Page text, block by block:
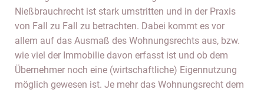
Nießbrauchrecht ist stark umstritten und in der Praxis
von Fall zu Fall zu betrachten. Dabei kommt es vor
allem auf das Ausmaß des Wohnungsrechts aus, bzw.
wie viel der Immobilie davon erfasst ist und ob dem
Übernehmer noch eine (wirtschaftliche) Eigennutzung
möglich gewesen ist. Je mehr das Wohnungsrecht dem